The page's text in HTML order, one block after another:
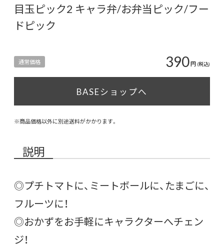
目玉ピック2 キャラ弁/お弁当ピック/フー
ドピック
通常価格 390円 (税込)
BASEショップへ
※商品価格以外に別途送料がかかります。
説明
◎プチトマトに、ミートボールに、たまごに、
フルーツに！
◎おかずをお手軽にキャラクターへチェン
ジ！